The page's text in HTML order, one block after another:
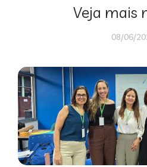
Veja mais
08/06/